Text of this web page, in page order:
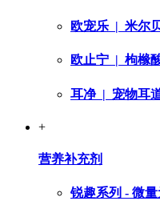
欧宠乐 | 米尔
欧止宁 | 枸橼
耳净| 宠物耳
+
营养补充剂
锐趣系列 - 微